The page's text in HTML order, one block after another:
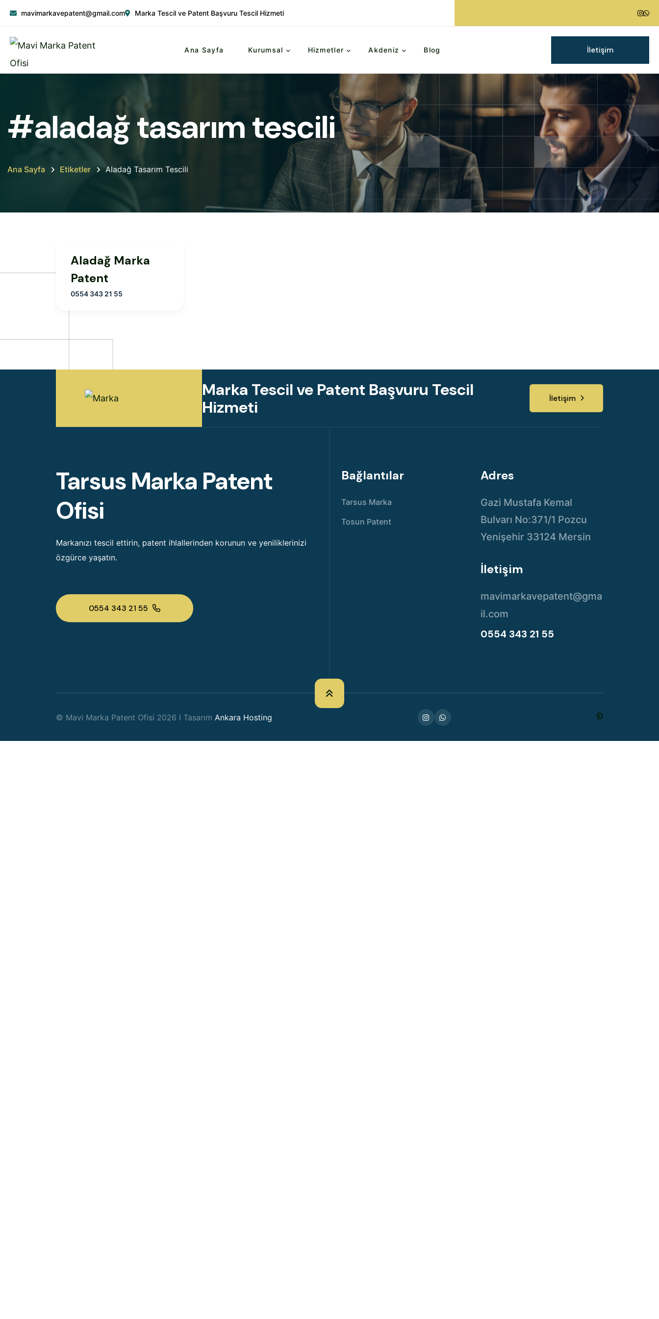
mavimarkavepatent@gmail.com Marka Tescil ve Patent Başvuru Tescil Hizmeti
Ana Sayfa Kurumsal Hizmetler Akdeniz Blog İletişim
#aladağ tasarım tescili
Ana Sayfa Etiketler Aladağ Tasarım Tescili
Aladağ Marka
Patent
0554 343 21 55
Marka Tescil ve Patent Başvuru Tescil
Hizmeti
İletişim
Tarsus Marka Patent
Ofisi
Markanızı tescil ettirin, patent ihlallerinden korunun ve yeniliklerinizi
özgürce yaşatın.
0554 343 21 55
Bağlantılar
Tarsus Marka
Tosun Patent
Adres
Gazi Mustafa Kemal
Bulvarı No:371/1 Pozcu
Yenişehir 33124 Mersin
İletişim
mavimarkavepatent@gma
il.com
0554 343 21 55
© Mavi Marka Patent Ofisi 2026 I Tasarım Ankara Hosting